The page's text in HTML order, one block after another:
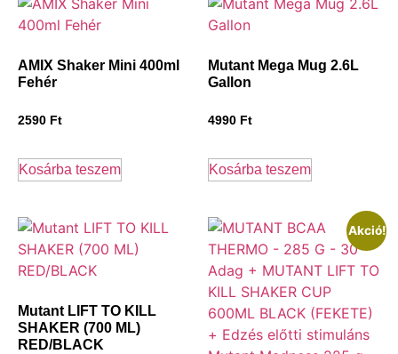
AMIX Shaker Mini 400ml
Fehér
2590 Ft
Kosárba teszem
Mutant Mega Mug 2.6L
Gallon
4990 Ft
Kosárba teszem
Mutant LIFT TO KILL
SHAKER (700 ML)
RED/BLACK
Akció!